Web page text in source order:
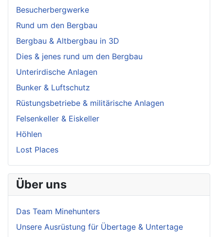
Besucherbergwerke
Rund um den Bergbau
Bergbau & Altbergbau in 3D
Dies & jenes rund um den Bergbau
Unterirdische Anlagen
Bunker & Luftschutz
Rüstungsbetriebe & militärische Anlagen
Felsenkeller & Eiskeller
Höhlen
Lost Places
Über uns
Das Team Minehunters
Unsere Ausrüstung für Übertage & Untertage